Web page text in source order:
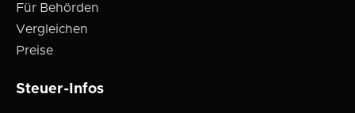
Für Behörden
Vergleichen
Preise
Steuer-Infos